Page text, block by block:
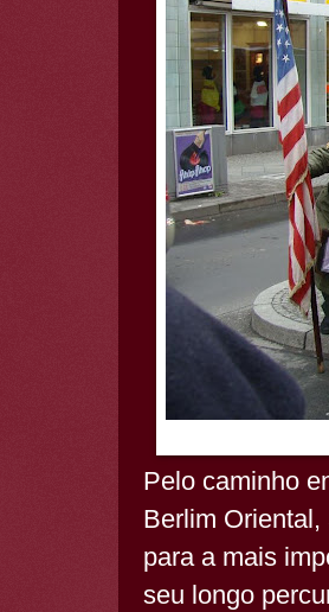
Pelo caminho
Berlim
para a mais
seu longo